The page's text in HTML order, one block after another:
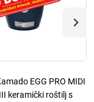
EGG PRO MIDI
keramički roštilj s